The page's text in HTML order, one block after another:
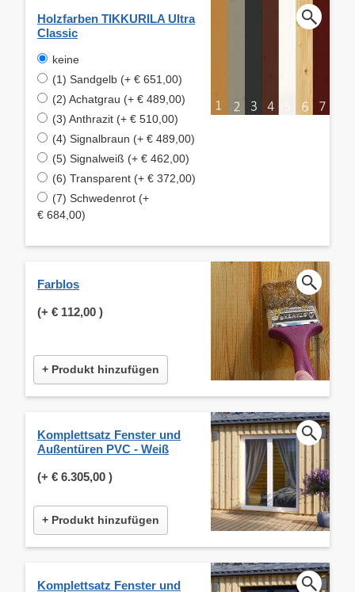
Holzfarben TIKKURILA Ultra
Classic
keine
(1) Sandgelb (+ € 651,00)
(2) Achatgrau (+ € 489,00)
(3) Anthrazit (+ € 510,00)
(4) Signalbraun (+ € 489,00)
(5) Signalweiß (+ € 462,00)
(6) Transparent (+ € 372,00)
(7) Schwedenrot (+
€ 684,00)
Farblos
(+ € 112,00 )
+ Produkt hinzufügen
Komplettsatz Fenster und
Außentüren PVC - Weiß
(+ € 6.305,00 )
+ Produkt hinzufügen
Komplettsatz Fenster und